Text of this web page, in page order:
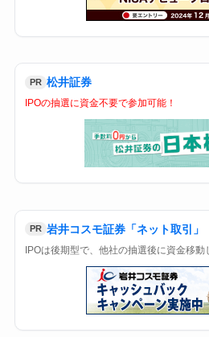
PR 松井証券
IPOの抽選に資金不要で参加可能！
PR 岩井コスモ証券「ネット取引」
IPOは後期型で、他社の抽選後に資金移動